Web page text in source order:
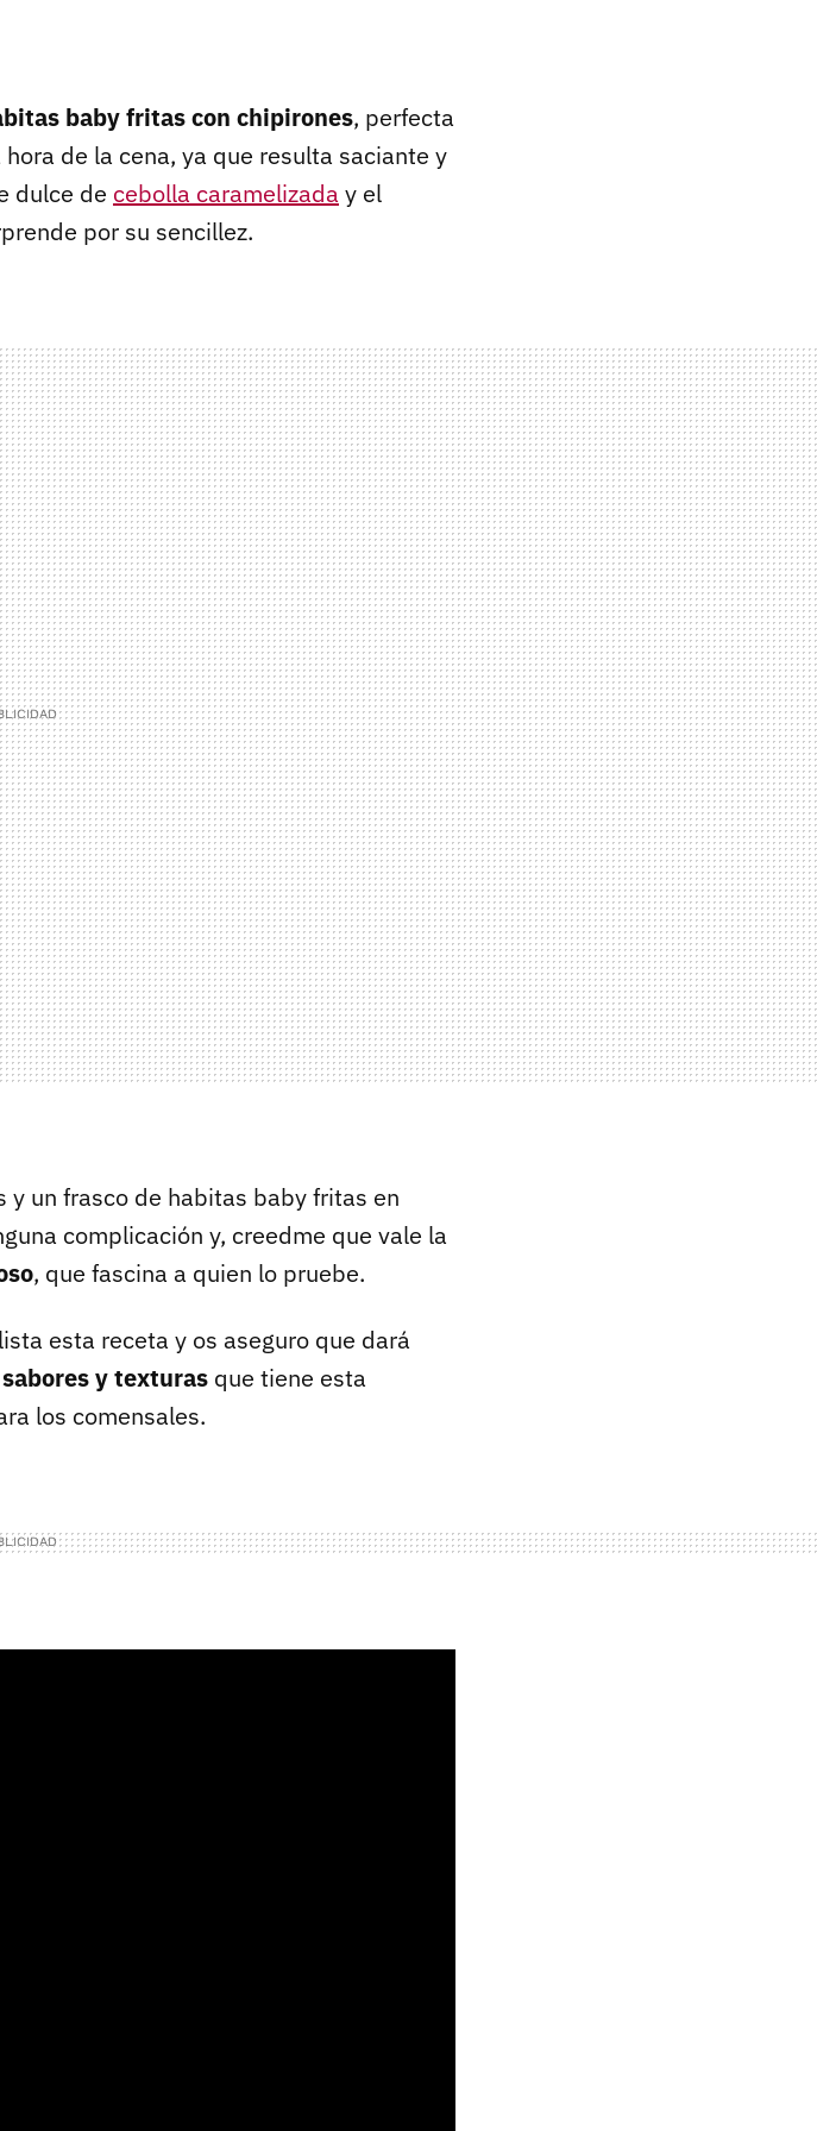
baby fritas con chipirones, perfecta
de la cena, ya que resulta saciante y
dulce de cebolla caramelizaday el
por su sencillez.
y un frasco de habitas baby fritas en
complicación y, creedme que vale la
, que fascina a quien lo pruebe.
esta receta y os aseguro que dará
y texturas que tiene esta
los comensales.